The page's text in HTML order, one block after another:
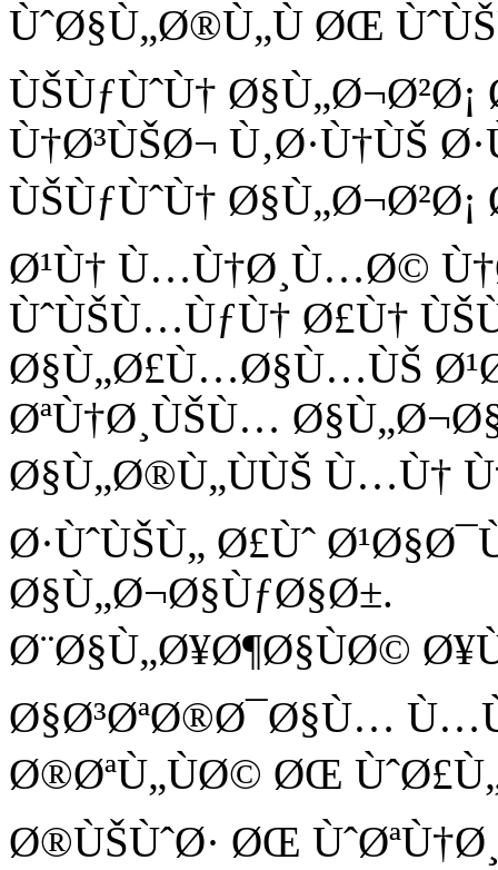
ÙˆØ§Ù„Ø®Ù„Ù ØŒ
ÙŠÙƒÙˆÙ†
Ù†Ø³ÙŠØ¬ Ù‚Ø·Ù†ÙŠ
ÙŠÙƒÙˆÙ†
Ø¹Ù† Ù…Ù†Ø¸Ù…Ø©
ÙˆÙŠÙ…ÙƒÙ† Ø£Ù†
Ø§Ù„Ø£Ù…Ø§Ù…ÙŠ
ØªÙ†Ø¸ÙŠÙ…
Ø§Ù„Ø®Ù„ÙÙŠ Ù…Ù†
Ø·ÙˆÙŠÙ„ Ø£Ùˆ
Ø§Ù„Ø¬Ø§ÙƒØ§Ø±.
Ø¨Ø§Ù„Ø¥Ø¶Ø§ÙØ©
Ø§Ø³ØªØ®Ø¯Ø§Ù…
Ø®ØªÙ„ÙØ© ØŒ
Ø®ÙŠÙˆØ· ØŒ